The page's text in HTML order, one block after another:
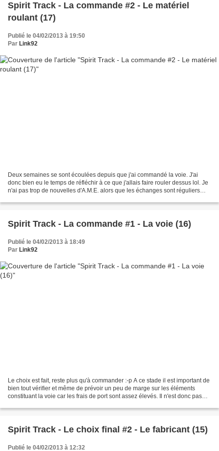
Spirit Track - La commande #2 - Le matériel
roulant (17)
Publié le 04/02/2013 à 19:50
Par Link92
Deux semaines se sont écoulées depuis que j'ai commandé la voie. J'ai
donc bien eu le temps de réfléchir à ce que j'allais faire rouler dessus lol. Je
n'ai pas trop de nouvelles d'A.M.E. alors que les échanges sont réguliers
Spirit Track - La commande #1 - La voie (16)
Publié le 04/02/2013 à 18:49
Par Link92
Le choix est fait, reste plus qu'à commander :-p A ce stade il est important de
bien tout vérifier et même de prévoir un peu de marge sur les éléments
constituant la voie car les frais de port sont assez élevés. Il n'est donc pas
Spirit Track - Le choix final #2 - Le fabricant (15)
Publié le 04/02/2013 à 12:32